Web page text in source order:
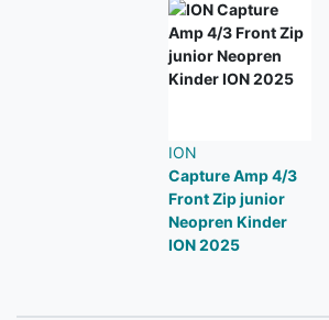
ION
Capture Amp 4/3
Front Zip junior
Neopren Kinder
ION 2025